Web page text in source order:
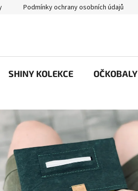
Podmínky ochrany osobních údajů
SHINY KOLEKCE OČKOBALY